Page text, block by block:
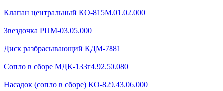
Клапан центральный КО-815М.01.02.000
Звездочка РПМ-03.05.000
Диск разбрасывающий КДМ-7881
Сопло в сборе МДК-133г4.92.50.080
Насадок (сопло в сборе) КО-829.43.06.000